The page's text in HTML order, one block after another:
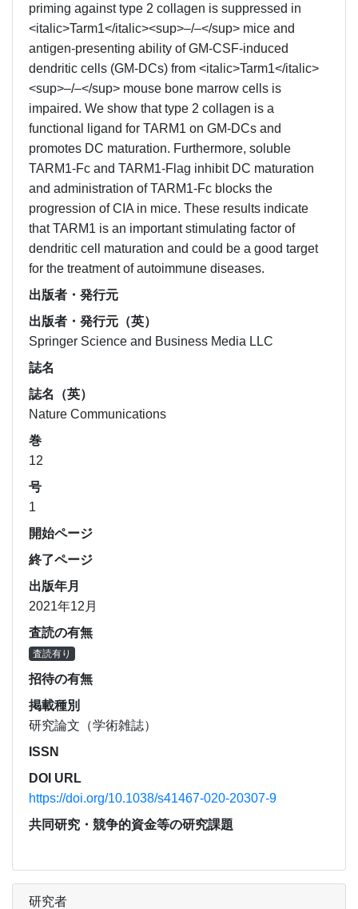
priming against type 2 collagen is suppressed in
<italic>Tarm1</italic><sup>–/–</sup> mice and
antigen-presenting ability of GM-CSF-induced
dendritic cells (GM-DCs) from <italic>Tarm1</italic>
<sup>–/–</sup> mouse bone marrow cells is
impaired. We show that type 2 collagen is a
functional ligand for TARM1 on GM-DCs and
promotes DC maturation. Furthermore, soluble
TARM1-Fc and TARM1-Flag inhibit DC maturation
and administration of TARM1-Fc blocks the
progression of CIA in mice. These results indicate
that TARM1 is an important stimulating factor of
dendritic cell maturation and could be a good target
for the treatment of autoimmune diseases.
出版者・発行元
出版者・発行元（英）
Springer Science and Business Media LLC
誌名
誌名（英）
Nature Communications
巻
12
号
1
開始ページ
終了ページ
出版年月
2021年12月
査読の有無
査読有り
招待の有無
掲載種別
研究論文（学術雑誌）
ISSN
DOI URL
https://doi.org/10.1038/s41467-020-20307-9
共同研究・競争的資金等の研究課題
研究者